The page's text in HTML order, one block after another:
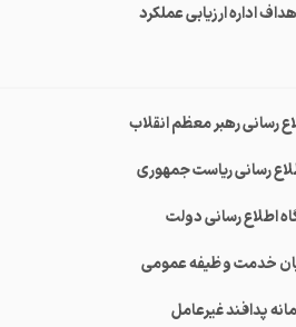
اداره ارزیابی عملکرد
رسانی رهبر معظم انقلاب
رسانی ریاست جمهوری
اطلاع رسانی دولت
خدمت وظیفه عمومی
پدافند غیرعامل